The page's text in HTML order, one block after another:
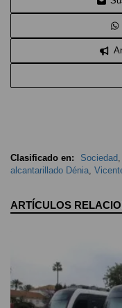
Clasificado en: Sociedad,
alcantarillado Dénia,
ARTÍCULOS